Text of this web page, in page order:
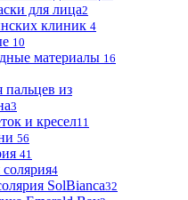
для лица2
клиник 4
10
материалы 16
пальцев из
3
и кресел11
56
41
4
SolBianca32